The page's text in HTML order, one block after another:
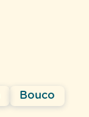
Bouco